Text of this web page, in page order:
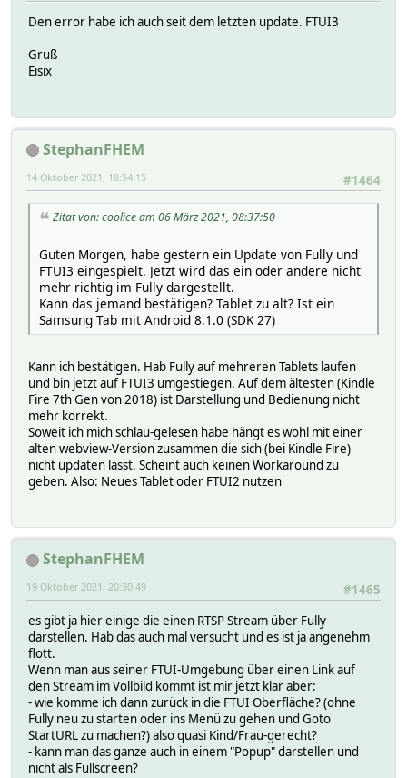
Den error habe ich auch seit dem letzten update. FTUI3
Gruß
Eisix
StephanFHEM
#1464
14 Oktober 2021, 18:54:15
Zitat von: coolice am 06 März 2021, 08:37:50
Guten Morgen, habe gestern ein Update von Fully und
FTUI3 eingespielt. Jetzt wird das ein oder andere nicht
mehr richtig im Fully dargestellt.
Kann das jemand bestätigen? Tablet zu alt? Ist ein
Samsung Tab mit Android 8.1.0 (SDK 27)
Kann ich bestätigen. Hab Fully auf mehreren Tablets laufen
und bin jetzt auf FTUI3 umgestiegen. Auf dem ältesten (Kindle
Fire 7th Gen von 2018) ist Darstellung und Bedienung nicht
mehr korrekt.
Soweit ich mich schlau-gelesen habe hängt es wohl mit einer
alten webview-Version zusammen die sich (bei Kindle Fire)
nicht updaten lässt. Scheint auch keinen Workaround zu
geben. Also: Neues Tablet oder FTUI2 nutzen
StephanFHEM
#1465
19 Oktober 2021, 20:30:49
es gibt ja hier einige die einen RTSP Stream über Fully
darstellen. Hab das auch mal versucht und es ist ja angenehm
flott.
Wenn man aus seiner FTUI-Umgebung über einen Link auf
den Stream im Vollbild kommt ist mir jetzt klar aber:
- wie komme ich dann zurück in die FTUI Oberfläche? (ohne
Fully neu zu starten oder ins Menü zu gehen und Goto
StartURL zu machen?) also quasi Kind/Frau-gerecht?
- kann man das ganze auch in einem "Popup" darstellen und
nicht als Fullscreen?